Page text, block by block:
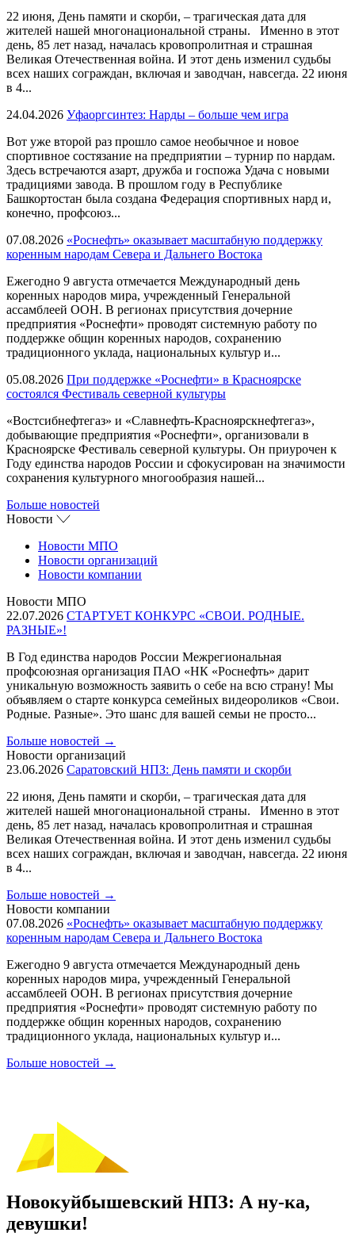
22 июня, День памяти и скорби, – трагическая дата для
жителей нашей многонациональной страны. Именно в этот
день, 85 лет назад, началась кровопролитная и страшная
Великая Отечественная война. И этот день изменил судьбы
всех наших сограждан, включая и заводчан, навсегда. 22 июня
в 4...
24.04.2026 Уфаоргсинтез: Нарды – больше чем игра
Вот уже второй раз прошло самое необычное и новое
спортивное состязание на предприятии – турнир по нардам.
Здесь встречаются азарт, дружба и госпожа Удача с новыми
традициями завода. В прошлом году в Республике
Башкортостан была создана Федерация спортивных нард и,
конечно, профсоюз...
07.08.2026 «Роснефть» оказывает масштабную поддержку
коренным народам Севера и Дальнего Востока
Ежегодно 9 августа отмечается Международный день
коренных народов мира, учрежденный Генеральной
ассамблеей ООН. В регионах присутствия дочерние
предприятия «Роснефти» проводят системную работу по
поддержке общин коренных народов, сохранению
традиционного уклада, национальных культур и...
05.08.2026 При поддержке «Роснефти» в Красноярске
состоялся Фестиваль северной культуры
«Востсибнефтегаз» и «Славнефть-Красноярскнефтегаз»,
добывающие предприятия «Роснефти», организовали в
Красноярске Фестиваль северной культуры. Он приурочен к
Году единства народов России и сфокусирован на значимости
сохранения культурного многообразия нашей...
Больше новостей
Новости
Новости МПО
Новости организаций
Новости компании
Новости МПО
22.07.2026 СТАРТУЕТ КОНКУРС «СВОИ. РОДНЫЕ.
РАЗНЫЕ»!
В Год единства народов России Межрегиональная
профсоюзная организация ПАО «НК «Роснефть» дарит
уникальную возможность заявить о себе на всю страну! Мы
объявляем о старте конкурса семейных видеороликов «Свои.
Родные. Разные». Это шанс для вашей семьи не просто...
Больше новостей →
Новости организаций
23.06.2026 Саратовский НПЗ: День памяти и скорби
22 июня, День памяти и скорби, – трагическая дата для
жителей нашей многонациональной страны. Именно в этот
день, 85 лет назад, началась кровопролитная и страшная
Великая Отечественная война. И этот день изменил судьбы
всех наших сограждан, включая и заводчан, навсегда. 22 июня
в 4...
Больше новостей →
Новости компании
07.08.2026 «Роснефть» оказывает масштабную поддержку
коренным народам Севера и Дальнего Востока
Ежегодно 9 августа отмечается Международный день
коренных народов мира, учрежденный Генеральной
ассамблеей ООН. В регионах присутствия дочерние
предприятия «Роснефти» проводят системную работу по
поддержке общин коренных народов, сохранению
традиционного уклада, национальных культур и...
Больше новостей →
Новокуйбышевский НПЗ: А ну-ка,
девушки!